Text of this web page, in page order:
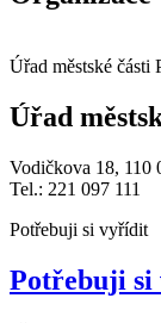
Úřad městské části
Úřad
Vodičkova 18, 110
Tel.: 221 097 111
Potřebuji si vyřídit
Potřebuji